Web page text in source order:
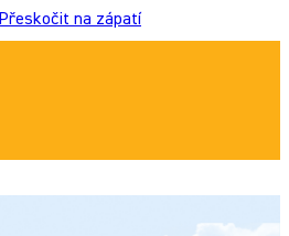
Přeskočit na zápatí